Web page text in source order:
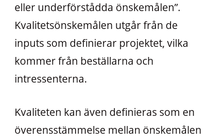
eller underförstådda önskemålen”.
Kvalitetsönskemålen utgår från de
inputs som definierar projektet, vilka
kommer från beställarna och
intressenterna.
Kvaliteten kan även definieras som en
överensstämmelse mellan önskemålen